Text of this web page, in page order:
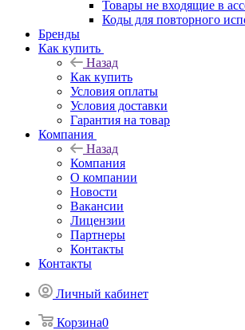
Товары не входящие в
Коды для повторного
Бренды
Как купить
Назад
Как купить
Условия оплаты
Условия доставки
Гарантия на товар
Компания
Назад
Компания
О компании
Новости
Вакансии
Лицензии
Партнеры
Контакты
Контакты
Личный кабинет
Корзина0